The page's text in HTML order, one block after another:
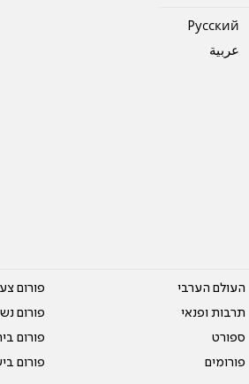
Pусский
عربية
העולם הערבי
תרבות ופנאי
ספורט
פורומים
פורום
פורום
פורום
פורום